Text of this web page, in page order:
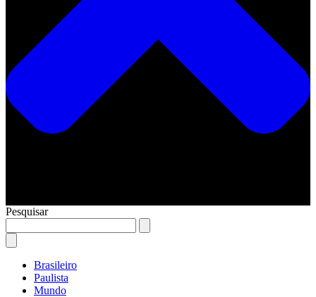
Pesquisar
Brasileiro
Paulista
Mundo